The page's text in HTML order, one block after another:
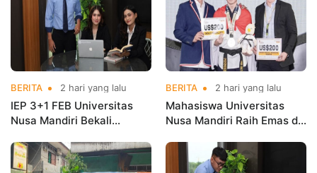
BERITA 2 hari yang lalu
IEP 3+1 FEB Universitas
Nusa Mandiri Bekali
Kerja Sebelum Lulus
BERITA 2 hari yang lalu
Mahasiswa Universitas
Nusa Mandiri Raih Emas di
Indonesia Open
Championships 2026